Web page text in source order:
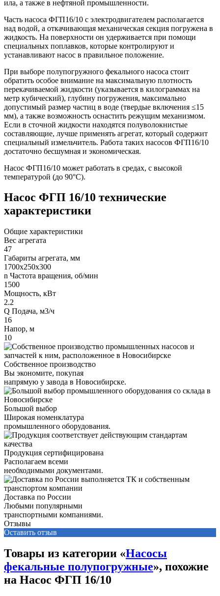
ила, а также в нефтяной промышленности.
Часть насоса ФГП16/10 с электродвигателем располагается
над водой, а откачивающая механическая секция погружена в
жидкость. На поверхности он удерживается при помощи
специальных поплавков, которые контролируют и
устанавливают насос в правильное положение.
При выборе полупогружного фекального насоса стоит
обратить особое внимание на максимальную плотность
перекачиваемой жидкости (указывается в килограммах на
метр кубический), глубину погружения, максимально
допустимый размер частиц в воде (твердые включения ≤15
мм), а также возможность оснастить режущим механизмом.
Если в сточной жидкости находятся полуволокнистые
составляющие, лучше применять агрегат, который содержит
специальный измельчитель. Работа таких насосов ФГП16/10
достаточно бесшумная и экономическая.
Насос ФГП16/10 может работать в средах, с высокой
температурой (до 90°С).
Насос ФГП 16/10 технические
характеристики
Общие характеристики
Вес агрегата
47
Габариты агрегата, мм
1700х250х300
n Частота вращения, об/мин
1500
Мощность, кВт
2.2
Q Подача, м3/ч
16
Напор, м
10
Собственное производство
Вы экономите, покупая
напрямую у завода в Новосибирске.
Большой выбор
Широкая номенклатура
промышленного оборудования.
Продукция сертифицирована
Располагаем всеми
необходимыми документами.
Доставка по России
Любыми популярными
транспортными компаниями.
Отзывы
Оставить отзыв
Товары из категории «Насосы
фекальные полупогружные», похожие
на Насос ФГП 16/10